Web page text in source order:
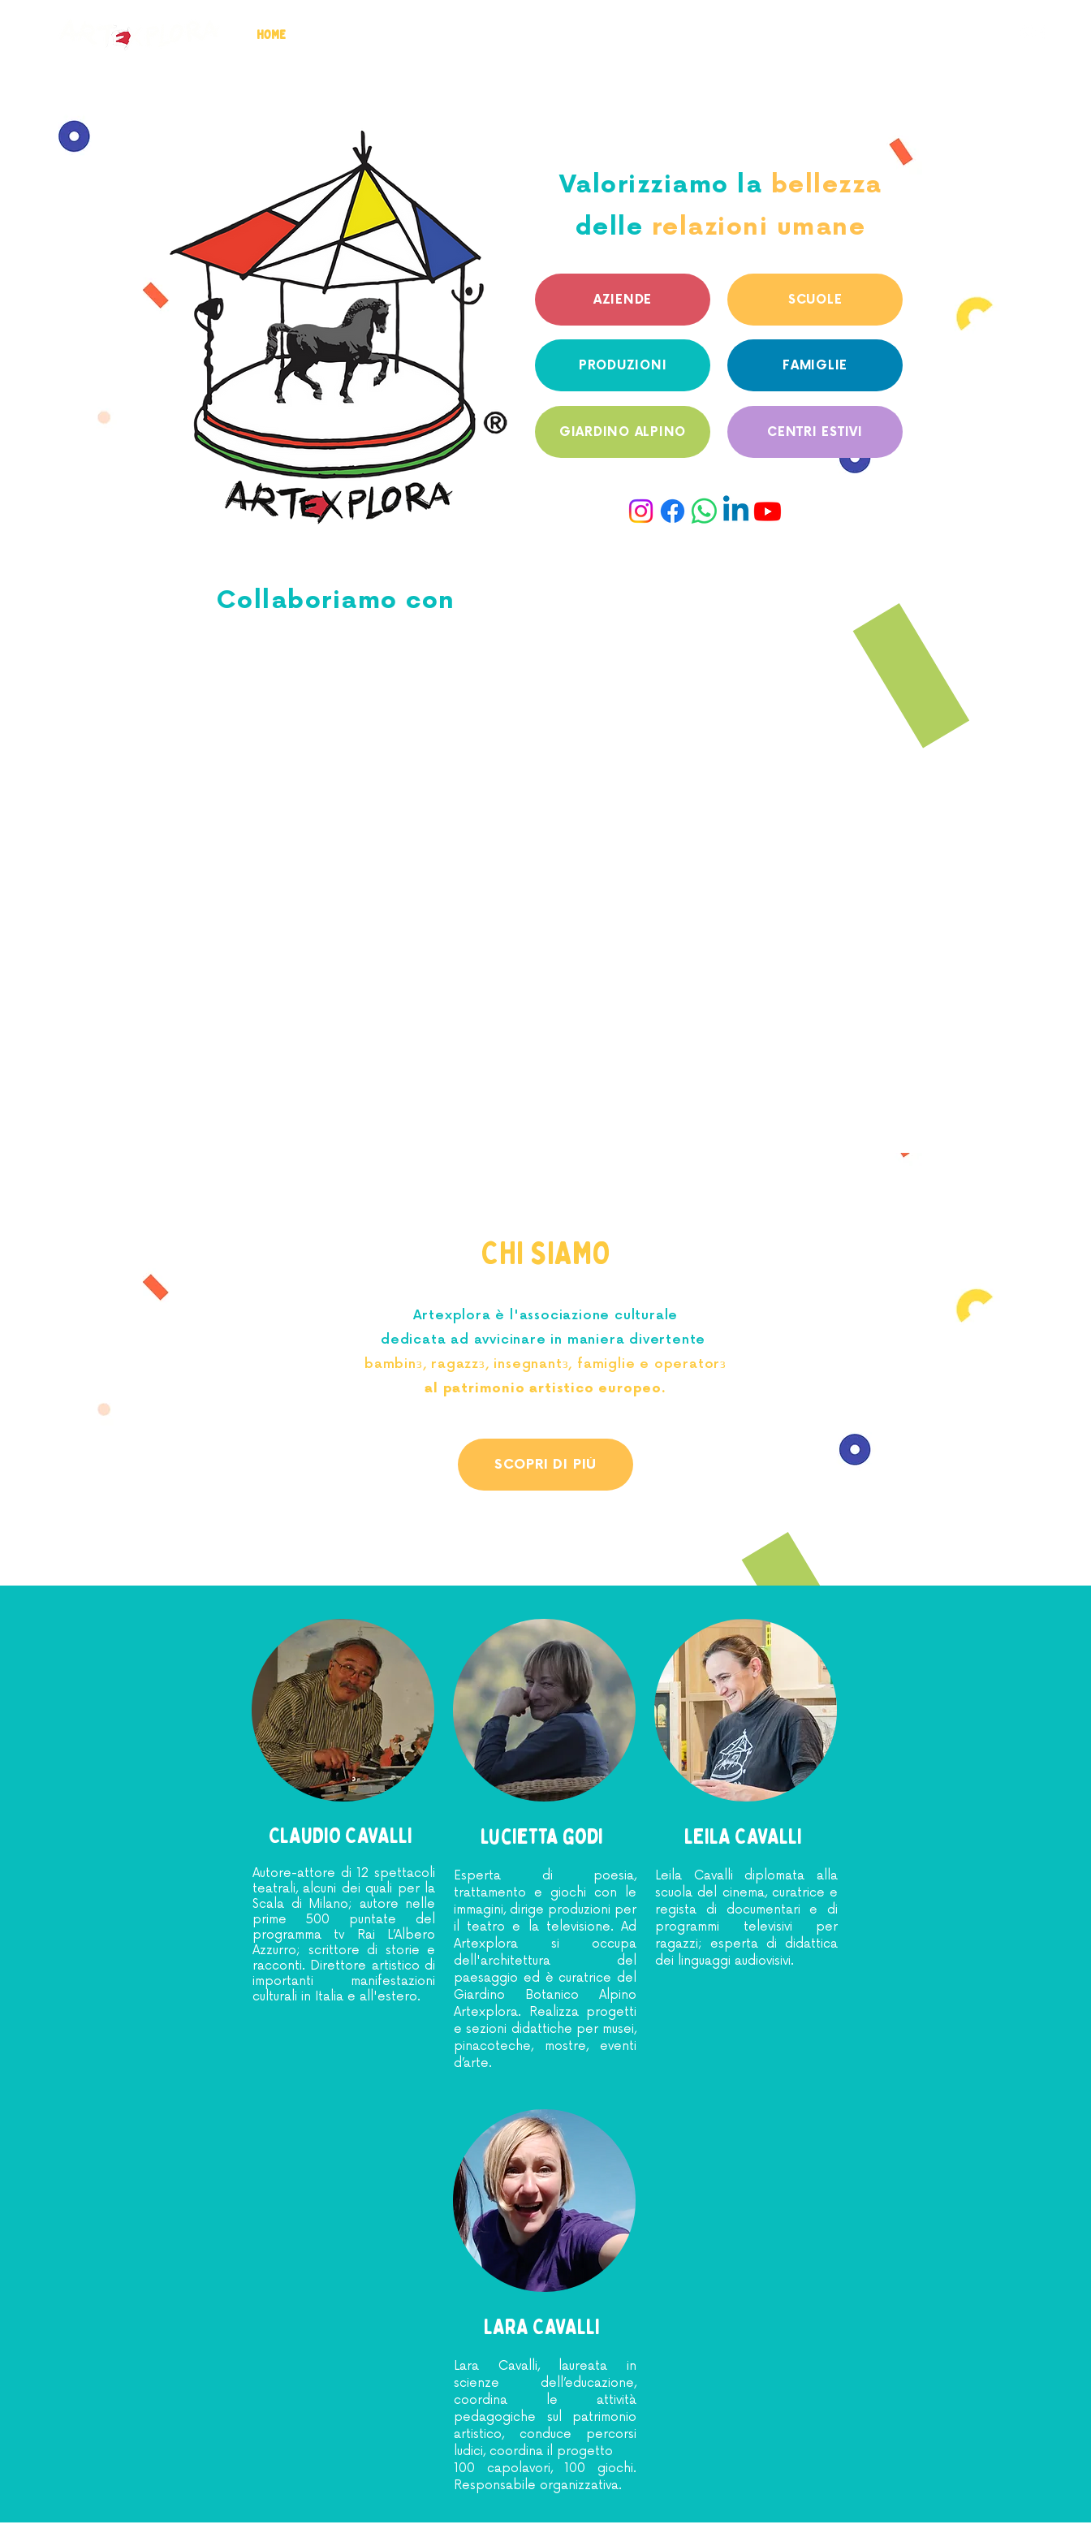
HOME
Valorizziamo la bellezza
delle relazioni umane
AZIENDE SCUOLE
PRODUZIONI FAMIGLIE
GIARDINO ALPINO CENTRI ESTIVI
Collaboriamo con
CHI SIAMO
Artexplora è l'associazione culturale
dedicata ad avvicinare in maniera divertente
bambinɜ, ragazzɜ, insegnantɜ, famiglie e operatorɜ
al patrimonio artistico europeo.
SCOPRI DI PIÙ
CLAUDIO CAVALLI
Autore-attore di 12 spettacoli
teatrali, alcuni dei quali per la
Scala di Milano; autore nelle
prime 500 puntate del
programma tv Rai L’Albero
Azzurro; scrittore di storie e
racconti. Direttore artistico di
importanti manifestazioni
culturali in Italia e all'estero.
lucietta godi
Esperta di poesia,
trattamento e giochi con le
immagini, dirige produzioni per
il teatro e la televisione. Ad
Artexplora si occupa
dell'architettura del
paesaggio ed è curatrice del
Giardino Botanico Alpino
Artexplora. Realizza progetti
e sezioni didattiche per musei,
pinacoteche, mostre, eventi
d’arte.
LEILA CAVALLI
Leila Cavalli diplomata alla
scuola del cinema, curatrice e
regista di documentari e di
programmi televisivi per
ragazzi; esperta di didattica
dei linguaggi audiovisivi.
LARA CAVALLI
Lara Cavalli, laureata in
scienze dell’educazione,
coordina le attività
pedagogiche sul patrimonio
artistico, conduce percorsi
ludici, coordina il progetto
100 capolavori, 100 giochi.
Responsabile organizzativa.